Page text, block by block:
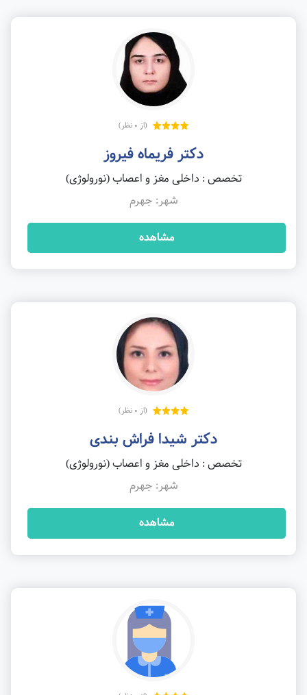
(از 0 نظر)
دکتر فریماه فیروز
تخصص : داخلی مغز و اعصاب (نورولوژی)
شهر: جهرم
مشاهده
(از 0 نظر)
دکتر شیدا فراش بندی
تخصص : داخلی مغز و اعصاب (نورولوژی)
شهر: جهرم
مشاهده